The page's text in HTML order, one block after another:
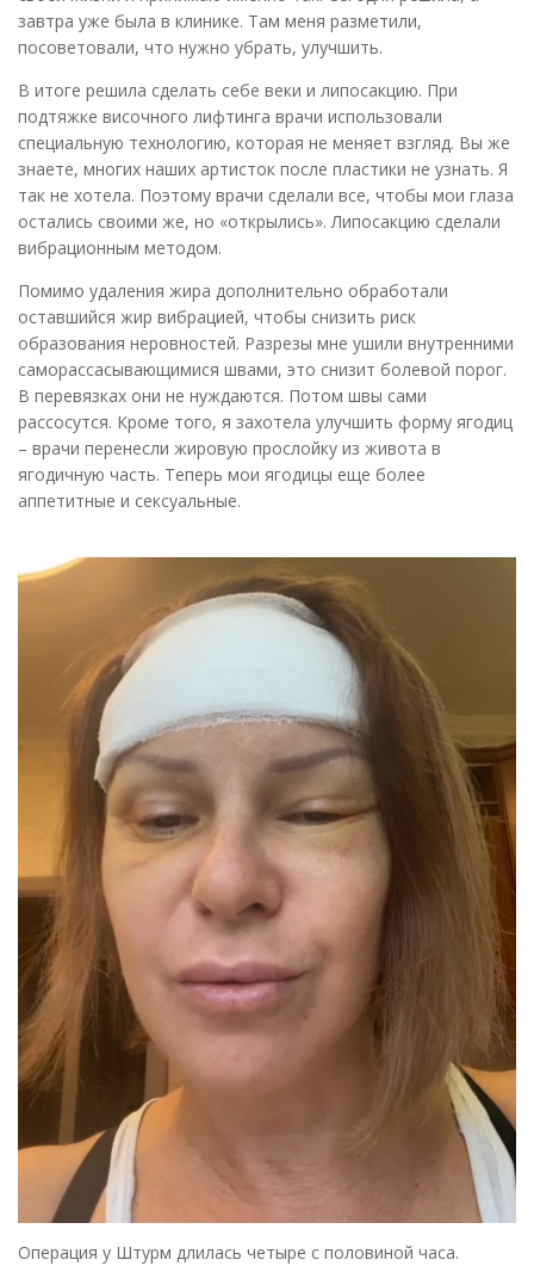
завтра уже была в клинике. Там меня разметили,
посоветовали, что нужно убрать, улучшить.
В итоге решила сделать себе веки и липосакцию. При
подтяжке височного лифтинга врачи использовали
специальную технологию, которая не меняет взгляд. Вы же
знаете, многих наших артисток после пластики не узнать. Я
так не хотела. Поэтому врачи сделали все, чтобы мои глаза
остались своими же, но «открылись». Липосакцию сделали
вибрационным методом.
Помимо удаления жира дополнительно обработали
оставшийся жир вибрацией, чтобы снизить риск
образования неровностей. Разрезы мне ушили внутренними
саморассасывающимися швами, это снизит болевой порог.
В перевязках они не нуждаются. Потом швы сами
рассосутся. Кроме того, я захотела улучшить форму ягодиц
– врачи перенесли жировую прослойку из живота в
ягодичную часть. Теперь мои ягодицы еще более
аппетитные и сексуальные.
Операция у Штурм длилась четыре с половиной часа.